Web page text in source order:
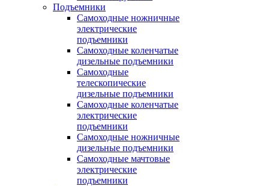
Подъемники
Самоходные ножничные
электрические
подъемники
Самоходные коленчатые
дизельные подъемники
Самоходные
телескопические
дизельные подъемники
Самоходные коленчатые
электрические
подъемники
Самоходные ножничные
дизельные подъемники
Самоходные мачтовые
электрические
подъемники